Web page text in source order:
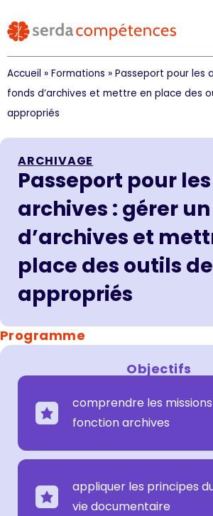
Accueil » Formations » Passeport pour les
fonds d’archives et mettre en place des
appropriés
ARCHIVAGE
Passeport pour les
archives : gérer
d’archives et
place des outils
appropriés
Programme
Objectifs
comprendre les
fonction archives
appliquer les principes
vie documentaire